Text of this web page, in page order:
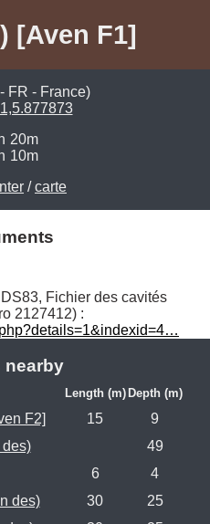
[Aven F1]
FR - France)
20m
10m
/carte
Fichier des cavités
nearby
Length (m) Depth (m)
F2] 15
9
49
6
4
des) 30
25